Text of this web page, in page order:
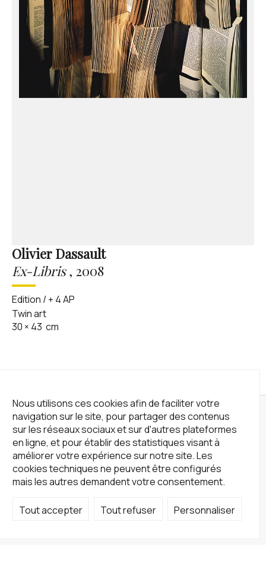
Nous utilisons ces cookies afin de faciliter votre
navigation sur le site, pour partager des contenus
sur les réseaux sociaux et sur d'autres plateformes
en ligne, et pour établir des statistiques visant à
améliorer votre expérience sur notre site. Les
cookies techniques ne peuvent être configurés
mais les autres demandent votre consentement.
Tout accepter Tout refuser Personnaliser
Olivier Dassault
Ex-Libris, 2008
Edition / + 4 AP
Twin art
30 × 43 cm